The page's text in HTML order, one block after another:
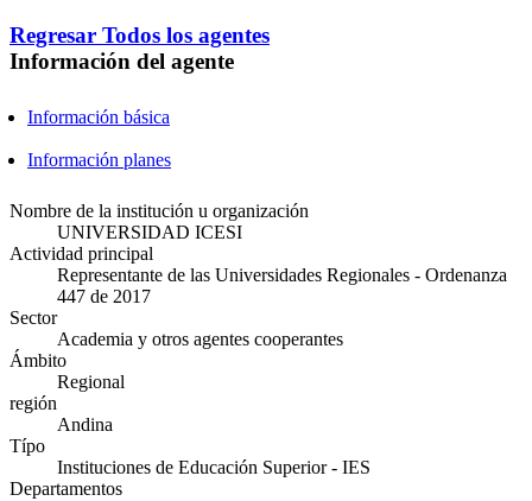
Regresar Todos los agentes
Información del agente
Información básica
Información planes
Nombre de la institución u organización
UNIVERSIDAD ICESI
Actividad principal
Representante de las Universidades Regionales - Ordenanza
447 de 2017
Sector
Academia y otros agentes cooperantes
Ámbito
Regional
región
Andina
Típo
Instituciones de Educación Superior - IES
Departamentos